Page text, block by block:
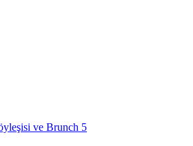
ve Brunch 5